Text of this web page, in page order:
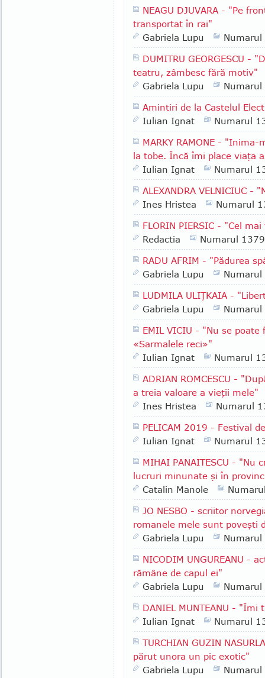
NEAGU DJUVARA - "Pe
transportat în rai"
Gabriela Lupu
DUMITRU GEORGESCU -
teatru, zâmbesc fără motiv"
Gabriela Lupu
Amintiri de la Castelul
Iulian Ignat
Numarul
MARKY RAMONE -
la tobe. Încă îmi place viaţa
Iulian Ignat
Numarul
ALEXANDRA VELNICIUC
Ines Hristea
Numarul
FLORIN PIERSIC - "Cel
Redactia
Numarul 1379
RADU AFRIM - "Pădurea
Gabriela Lupu
LUDMILA ULIŢKAIA -
Gabriela Lupu
EMIL VICIU - "Nu se
«Sarmalele reci»"
Iulian Ignat
Numarul
ADRIAN ROMCESCU -
a treia valoare a vieţii mele"
Ines Hristea
Numarul
PELICAM 2019 - Festival
Iulian Ignat
Numarul
MIHAI PANAITESCU -
lucruri minunate şi în
Catalin Manole
JO NESBO - scriitor
romanele mele sunt poveşti
Gabriela Lupu
NICODIM UNGUREANU -
rămâne de capul ei"
Gabriela Lupu
DANIEL MUNTEANU -
Iulian Ignat
Numarul
TURCHIAN GUZIN
părut unora un pic exotic"
Gabriela Lupu